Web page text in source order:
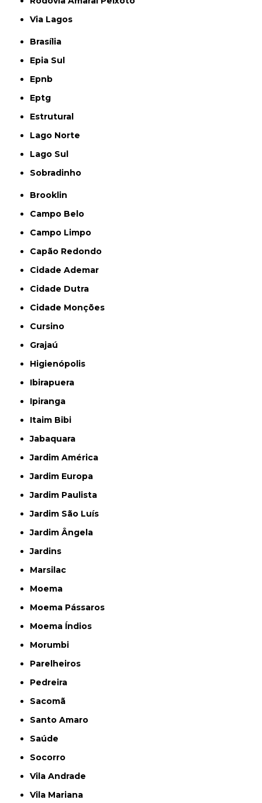
Via Lagos
Brasília
Epia Sul
Epnb
Eptg
Estrutural
Lago Norte
Lago Sul
Sobradinho
Brooklin
Campo Belo
Campo Limpo
Capão Redondo
Cidade Ademar
Cidade Dutra
Cidade Monções
Cursino
Grajaú
Higienópolis
Ibirapuera
Ipiranga
Itaim Bibi
Jabaquara
Jardim América
Jardim Europa
Jardim Paulista
Jardim São Luís
Jardim Ângela
Jardins
Marsilac
Moema
Moema Pássaros
Moema Índios
Morumbi
Parelheiros
Pedreira
Sacomã
Santo Amaro
Saúde
Socorro
Vila Andrade
Vila Mariana